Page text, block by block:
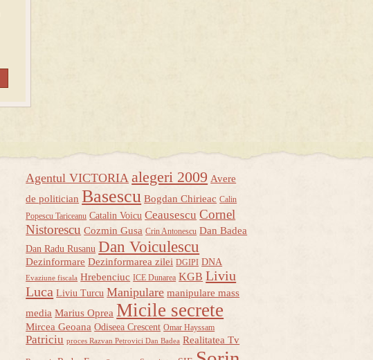
Agentul VICTORIA alegeri 2009 Avere
de politician Basescu Bogdan Chirieac Calin
Popescu Tariceanu Catalin Voicu Ceausescu Cornel
Nistorescu Cozmin Gusa Crin Antonescu Dan Badea
Dan Radu Rusanu Dan Voiculescu
Dezinformare Dezinformarea zilei DGIPI DNA
Evaziune fiscala Hrebenciuc ICE Dunarea KGB Liviu
Luca Liviu Turcu Manipulare manipulare mass
media Marius Oprea Micile secrete
Mircea Geoana Odiseea Crescent Omar Hayssam
Patriciu proces Razvan Petrovici Dan Badea Realitatea Tv